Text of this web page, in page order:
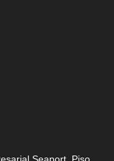
Seaport, Piso